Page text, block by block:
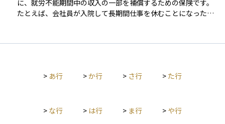
な考慮点となります。
に、就労不能期間中の収入の一部を補償するための保険です。
たとえば、会社員が入院して長期間仕事を休むことになった
や住宅ローン、教育費など、働けなくなっても継続的に必要と
す。公的医療保険ではカバーしきれない「収入の途絶」に備え
> あ行 >か行 > さ行 > た行
> な行 > は行 > ま行 > や行